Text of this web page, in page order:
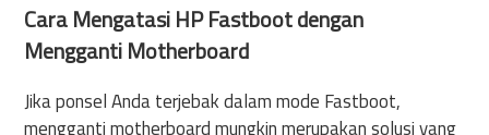
Cara Mengatasi HP Fastboot dengan
Mengganti Motherboard
Jika ponsel Anda terjebak dalam mode Fastboot,
mengganti motherboard mungkin merupakan solusi yang